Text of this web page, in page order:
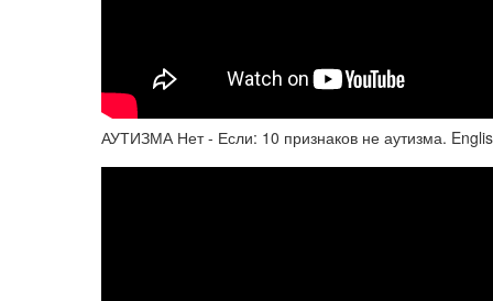
АУТИЗМА Нет - Если: 10 признаков не аутизма.